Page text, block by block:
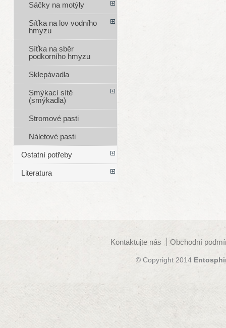
Sáčky na motýly
Síťka na lov vodního
hmyzu
Síťka na sběr
podkorního hmyzu
Sklepávadla
Smýkací sítě
(smýkadla)
Stromové pasti
Náletové pasti
Ostatní potřeby
Literatura
Kontaktujte nás Obchodní
© Copyright 2014